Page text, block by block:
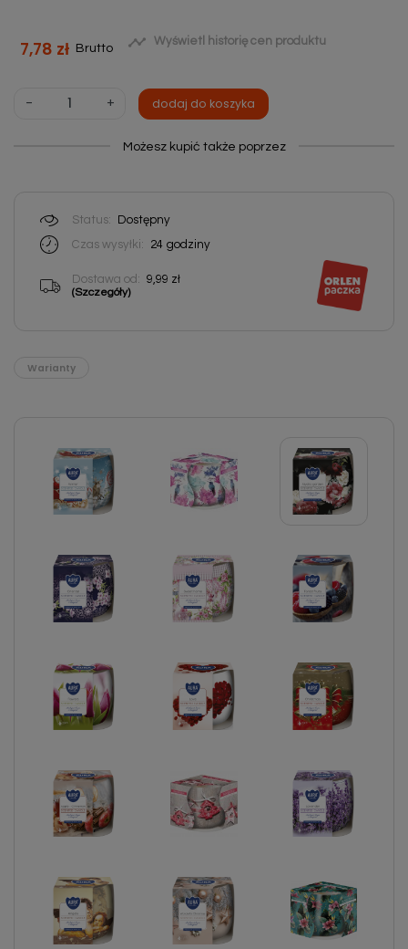
7,78 zł Brutto  Wyświetl historię cen produktu
- + dodaj do koszyka
Możesz kupić także poprzez
Status:
Dostępny
Czas wysyłki:
24 godziny
Dostawa od: 9,99 zł
(Szczegóły)
Warianty